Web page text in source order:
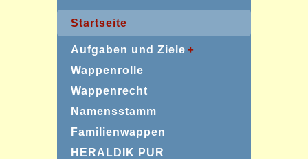
Startseite
Aufgaben und Ziele
Wappenrolle
Wappenrecht
Namensstamm
Familienwappen
HERALDIK PUR